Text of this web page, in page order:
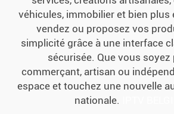
Livres/Magazines
Jeux Et Jouets
Forme/détente
véhicules, immobilier et bien plus
vendez ou proposez vos
simplicité grâce à une interface
sécurisée. Que vous soyez
commerçant, artisan ou
espace et touchez une nouvelle
nationale.